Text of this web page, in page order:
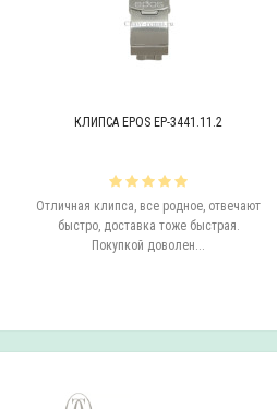
КЛИПСА EPOS EP-3441.11.2
Отличная клипса, все родное, отвечают
быстро, доставка тоже быстрая.
Покупкой доволен...